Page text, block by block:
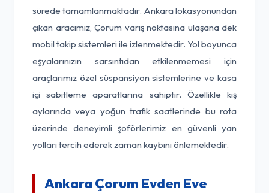
sürede tamamlanmaktadır. Ankara lokasyonundan
çıkan aracımız, Çorum varış noktasına ulaşana dek
mobil takip sistemleri ile izlenmektedir. Yol boyunca
eşyalarınızın sarsıntıdan etkilenmemesi için
araçlarımız özel süspansiyon sistemlerine ve kasa
içi sabitleme aparatlarına sahiptir. Özellikle kış
aylarında veya yoğun trafik saatlerinde bu rota
üzerinde deneyimli şoförlerimiz en güvenli yan
yolları tercih ederek zaman kaybını önlemektedir.
Ankara Çorum Evden Eve